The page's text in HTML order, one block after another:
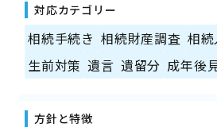
対応カテゴリー
相続手続き 相続財産調査 相
生前対策 遺言 遺留分 成年後
方針と特徴